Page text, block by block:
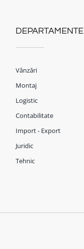
DEPARTAMENTE
Vânzări
Montaj
Logistic
Contabilitate
Import - Export
Juridic
Tehnic